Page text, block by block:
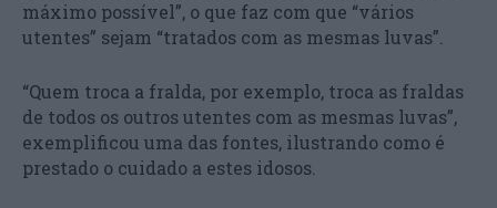
máximo possível”, o que faz com que “vários
utentes” sejam “tratados com as mesmas luvas”.
“Quem troca a fralda, por exemplo, troca as fraldas
de todos os outros utentes com as mesmas luvas”,
exemplificou uma das fontes, ilustrando como é
prestado o cuidado a estes idosos.